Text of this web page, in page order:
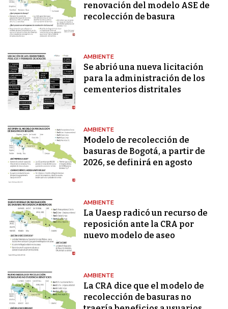
renovación del modelo ASE de
recolección de basura
AMBIENTE
Se abrió una nueva licitación
para la administración de los
cementerios distritales
AMBIENTE
Modelo de recolección de
basuras de Bogotá, a partir de
2026, se definirá en agosto
AMBIENTE
La Uaesp radicó un recurso de
reposición ante la CRA por
nuevo modelo de aseo
AMBIENTE
La CRA dice que el modelo de
recolección de basuras no